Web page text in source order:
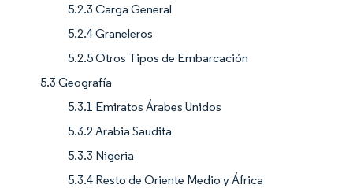
5.2.3 Carga General
5.2.4 Graneleros
5.2.5 Otros Tipos de Embarcación
5.3 Geografía
5.3.1 Emiratos Árabes Unidos
5.3.2 Arabia Saudita
5.3.3 Nigeria
5.3.4 Resto de Oriente Medio y África